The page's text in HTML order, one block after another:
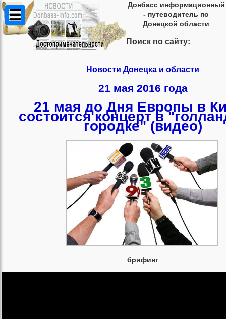
Донбасс информационный
- путеводитель по
Донецкой области
Поиск по сайту:
Новости Донецка и области
21 мая 2016 года
21 мая до Дня Европы в
состоится концерт в
городке" (видео)
брифинг